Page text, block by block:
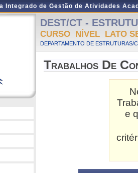
Integrado de Gestão de Atividades
DEST/CT -
CURSO NÍVEL LATO
DEPARTAMENTO DE ESTRUTURAS/
Trabalhos De
e